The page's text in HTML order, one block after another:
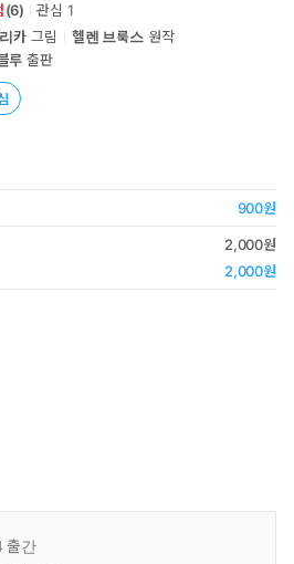
(6) 관심 1
카 그림 헬렌 브룩스 원작
루 출판
900원
2,000원
2,000원
출간